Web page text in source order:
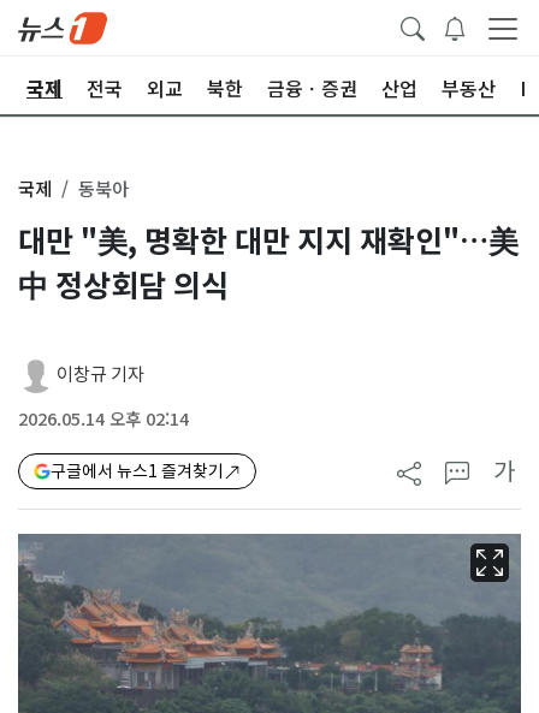
국제 전국 외교 북한 금융ㆍ증권 산업 부동산
국제 동북아
대만 "美, 명확한 대만 지지 재확인"…美
中 정상회담 의식
이창규 기자
2026.05.14 오후 02:14
구글에서 뉴스1 즐겨찾기 가